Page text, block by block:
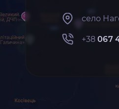
село
+38067